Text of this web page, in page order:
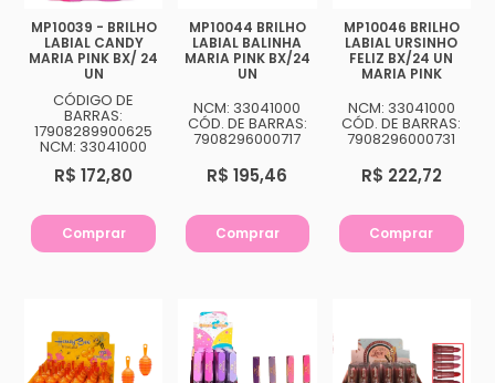
MP10039 - BRILHO
LABIAL CANDY
MARIA PINK BX/ 24
UN
CÓDIGO DE
BARRAS:
17908289900625
NCM: 33041000
R$ 172,80
Comprar
MP10044 BRILHO
LABIAL BALINHA
MARIA PINK BX/24
UN
NCM: 33041000
CÓD. DE BARRAS:
7908296000717
R$ 195,46
Comprar
MP10046 BRILHO
LABIAL URSINHO
FELIZ BX/24 UN
MARIA PINK
NCM: 33041000
CÓD. DE BARRAS:
7908296000731
R$ 222,72
Comprar